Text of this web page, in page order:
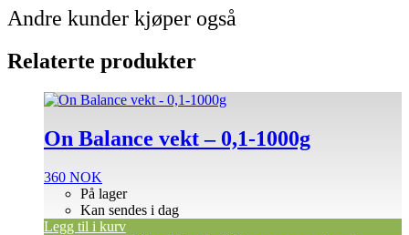
Andre kunder kjøper også
Relaterte produkter
On Balance vekt – 0,1-1000g
360 NOK
På lager
Kan sendes i dag
Legg til i kurv